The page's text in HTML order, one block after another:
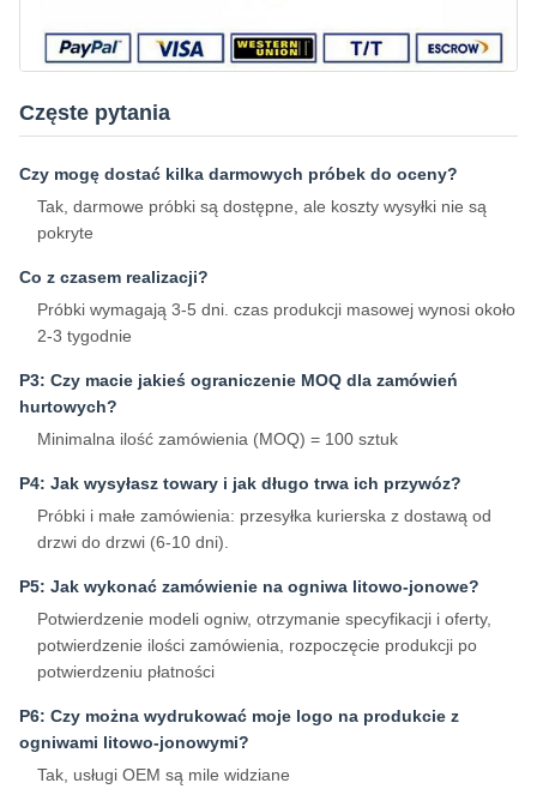
Częste pytania
Czy mogę dostać kilka darmowych próbek do oceny?
Tak, darmowe próbki są dostępne, ale koszty wysyłki nie są
pokryte
Co z czasem realizacji?
Próbki wymagają 3-5 dni. czas produkcji masowej wynosi około
2-3 tygodnie
P3: Czy macie jakieś ograniczenie MOQ dla zamówień
hurtowych?
Minimalna ilość zamówienia (MOQ) = 100 sztuk
P4: Jak wysyłasz towary i jak długo trwa ich przywóz?
Próbki i małe zamówienia: przesyłka kurierska z dostawą od
drzwi do drzwi (6-10 dni).
P5: Jak wykonać zamówienie na ogniwa litowo-jonowe?
Potwierdzenie modeli ogniw, otrzymanie specyfikacji i oferty,
potwierdzenie ilości zamówienia, rozpoczęcie produkcji po
potwierdzeniu płatności
P6: Czy można wydrukować moje logo na produkcie z
ogniwami litowo-jonowymi?
Tak, usługi OEM są mile widziane